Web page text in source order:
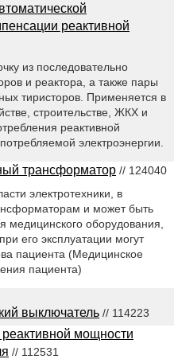
реактивной
из последовательно
и реактора, а также пары
тиристоров. Применяется в
строительстве, ЖКХ и
реактивной
электроэнергии.
трансформатор // 124040
электротехники, в
и может быть
медицинского оборудования,
его эксплуатации могут
пациента (Медицинское
пациента)
выключатель // 114223
мощности
// 112531